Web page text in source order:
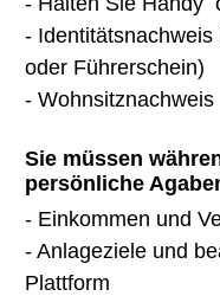
-
oder Führerschein)
- Wohnsitznachweis
Sie müssen
persönliche
- Einkommen und
- Anlageziele und
Plattform